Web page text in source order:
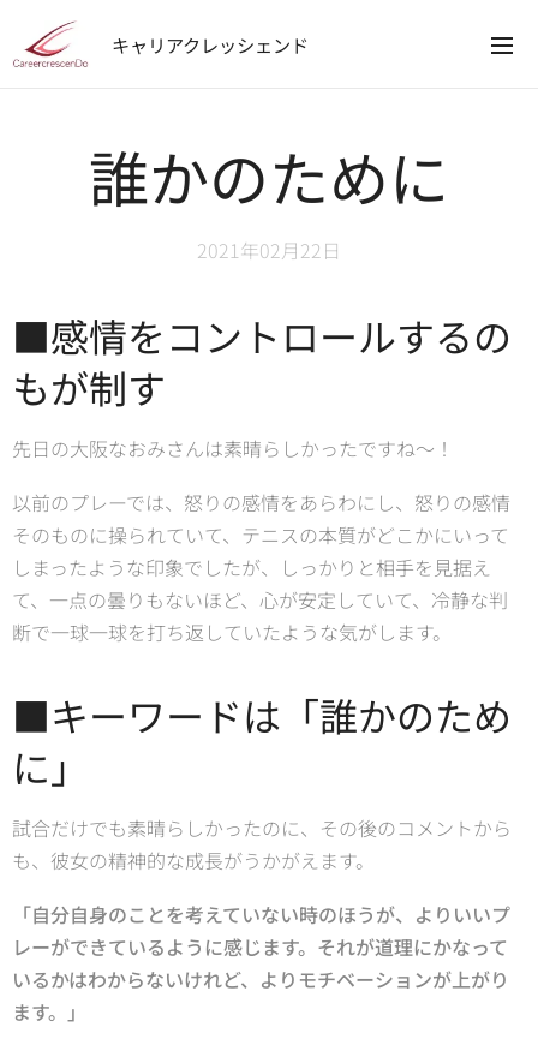
キャリアクレッシェンド
誰かのために
2021年02月22日
■感情をコントロールするの
もが制す
先日の大阪なおみさんは素晴らしかったですね～！
以前のプレーでは、怒りの感情をあらわにし、怒りの感情
そのものに操られていて、テニスの本質がどこかにいって
しまったような印象でしたが、しっかりと相手を見据え
て、一点の曇りもないほど、心が安定していて、冷静な判
断で一球一球を打ち返していたような気がします。
■キーワードは「誰かのため
に」
試合だけでも素晴らしかったのに、その後のコメントから
も、彼女の精神的な成長がうかがえます。
「自分自身のことを考えていない時のほうが、よりいいプ
レーができているように感じます。それが道理にかなって
いるかはわからないけれど、よりモチベーションが上がり
ます。」